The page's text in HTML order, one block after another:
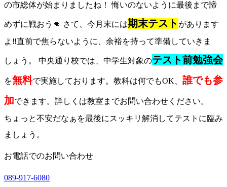
の市総体が始まりましたね！ 悔いのないように最後まで諦
めずに戦おう👊 さて、今月末には期末テスト があります
よ‼️直前で焦らないように、余裕を持って準備していきま
しょう。 中央通り校では、中学生対象のテスト前勉強会
を無料で実施しております。教科は何でもOK、 誰でも参
加できます。詳しくは教室までお問い合わせください。
ちょっと不安だなぁを最後にスッキリ解消してテストに臨み
ましょう。
お電話でのお問い合わせ
089-917-6080